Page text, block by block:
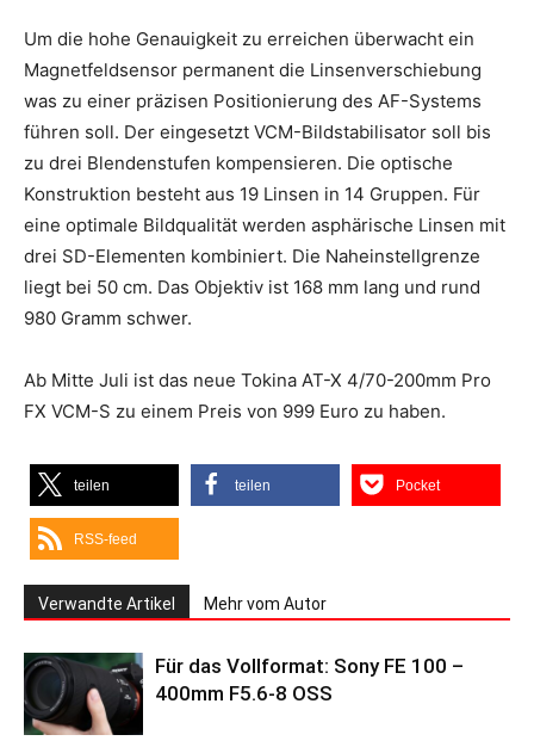
Um die hohe Genauigkeit zu erreichen überwacht ein
Magnetfeldsensor permanent die Linsenverschiebung
was zu einer präzisen Positionierung des AF-Systems
führen soll. Der eingesetzt VCM-Bildstabilisator soll bis
zu drei Blendenstufen kompensieren. Die optische
Konstruktion besteht aus 19 Linsen in 14 Gruppen. Für
eine optimale Bildqualität werden asphärische Linsen mit
drei SD-Elementen kombiniert. Die Naheinstellgrenze
liegt bei 50 cm. Das Objektiv ist 168 mm lang und rund
980 Gramm schwer.
Ab Mitte Juli ist das neue Tokina AT-X 4/70-200mm Pro
FX VCM-S zu einem Preis von 999 Euro zu haben.
teilen teilen Pocket
RSS-feed
Verwandte Artikel Mehr vom Autor
Für das Vollformat: Sony FE 100 –
400mm F5.6-8 OSS